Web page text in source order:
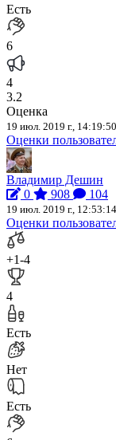
Есть
6
4
3.2
Оценка
19 июл. 2019 г., 14:19:50
Оценки
Владимир Дешин
0
908 104
19 июл. 2019 г., 12:53:14
Оценки
+1-4
4
Есть
Нет
Есть